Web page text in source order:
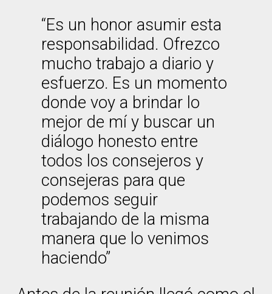
“Es un honor asumir esta
responsabilidad. Ofrezco
mucho trabajo a diario y
esfuerzo. Es un momento
donde voy a brindar lo
mejor de mí y buscar un
diálogo honesto entre
todos los consejeros y
consejeras para que
podemos seguir
trabajando de la misma
manera que lo venimos
haciendo”